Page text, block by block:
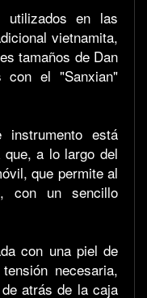
utilizados en las
vietnamita,
tamaños de Dan
con el "Sanxian"
está
que, a lo largo del
que permite al
con un sencillo
con una piel de
necesaria,
atrás de la caja